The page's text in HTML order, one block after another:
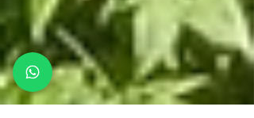
atua como um ponto de união, permitindo que os
participem das atividades